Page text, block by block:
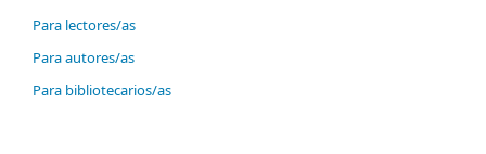
Para lectores/as
Para autores/as
Para bibliotecarios/as